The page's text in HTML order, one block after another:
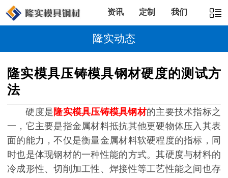
资讯 定制 我们
隆实动态
隆实模具压铸模具钢材硬度的测试方
法
硬度是隆实模具压铸模具钢材的主要技术指标之
一，它主要是指金属材料抵抗其他更硬物体压入其表
面的能力，不仅是衡量金属材料软硬程度的指标，同
时也是体现钢材的一种性能的方式。其硬度与材料的
冷成形性、切削加工性、焊接性等工艺性能之间也存